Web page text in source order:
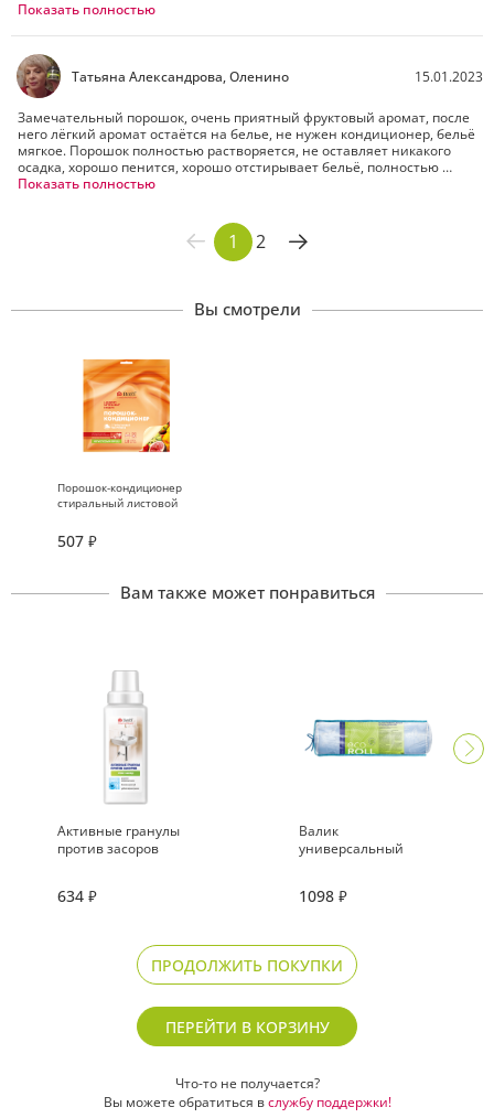
Очень приятный запах и не надо добавлять кондиционер.
Хорошо стирает и удобный в применении.
Рекомендую.
Спасибо Батэль.
Показать полностью
Татьяна Александрова, Оленино 15.01.2023
Замечательный порошок, очень приятный фруктовый аромат, после
него лёгкий аромат остаётся на белье, не нужен кондиционер, бельё
мягкое. Порошок полностью растворяется, не оставляет никакого
осадка, хорошо пенится, хорошо отстирывает бельё, полностью
выполаскивается, хорошо хранить, не занимает много места ,удобно
Показать полностью
1 2
Вы смотрели
Порошок-кондиционер
стиральный листовой
507 ₽
Вам также может понравиться
Активные гранулы
против засоров
634 ₽
Валик
универсальный
наполнителем из
гречихи
1098 ₽
ПРОДОЛЖИТЬ ПОКУПКИ
ПЕРЕЙТИ В КОРЗИНУ
Что-то не получается?
Вы можете обратиться вслужбу поддержки!